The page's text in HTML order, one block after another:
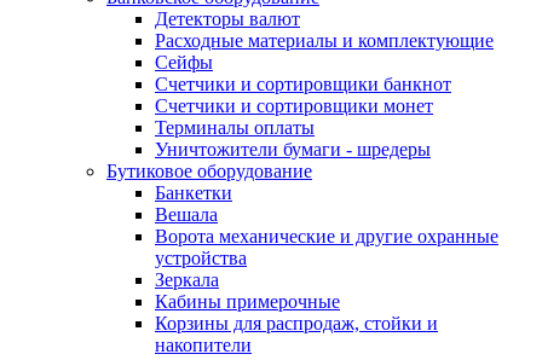
Детекторы валют
Расходные материалы и комплектующие
Сейфы
Счетчики и сортировщики банкнот
Счетчики и сортировщики монет
Терминалы оплаты
Уничтожители бумаги - шредеры
Бутиковое оборудование
Банкетки
Вешала
Ворота механические и другие охранные
устройства
Зеркала
Кабины примерочные
Корзины для распродаж, стойки и
накопители